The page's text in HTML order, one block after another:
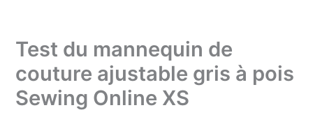
Test du mannequin de
couture ajustable gris à pois
Sewing Online XS